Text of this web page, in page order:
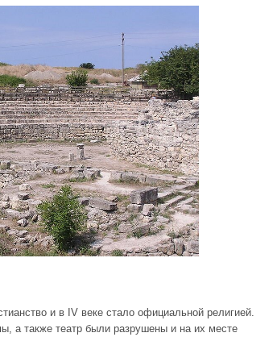
и в IV веке стало официальной религией.
а также театр были разрушены и на их месте